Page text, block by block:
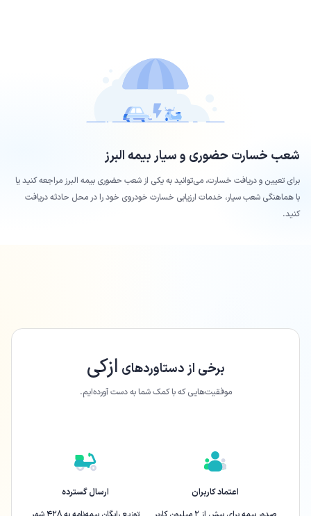
شعب خسارت حضوری و سیار بیمهالبرز
برای تعیین و دریافت خسارت، می‌توانید به یکی از شعب حضوری بیمه البرز مراجعه کنید یا
با هماهنگی شعب سیار، خدمات ارزیابی خسارت خودروی خود را در محل حادثه دریافت
کنید.
برخی از دستاورد‌های ازکی
موفقیت‌هایی که با کمک شما به دست آورده‌ایم.
اعتماد کاربران
ارسال گسترده